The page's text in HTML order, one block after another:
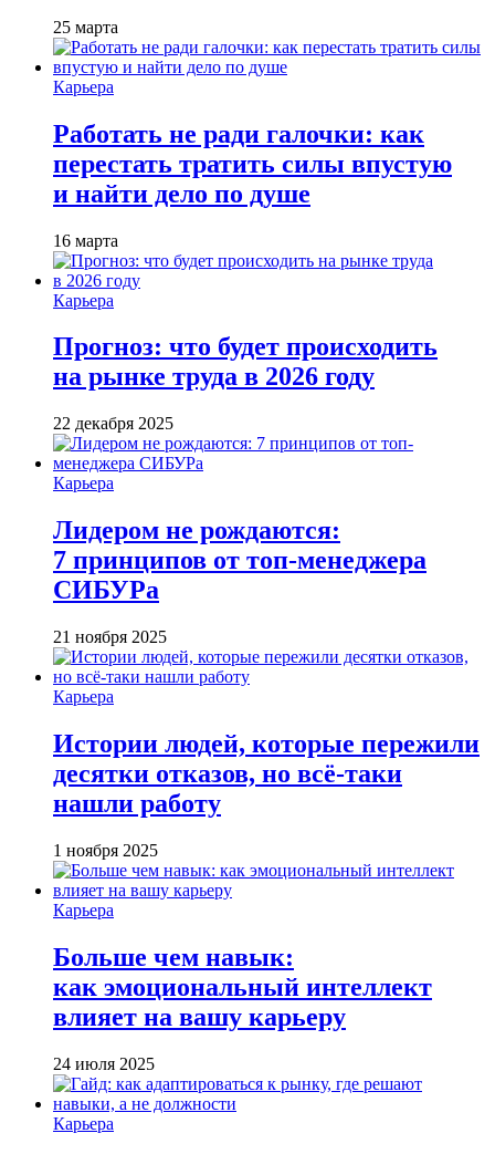
25 марта
Карьера
Работать не ради галочки: как
перестать тратить силы впустую
и найти дело по душе
16 марта
Карьера
Прогноз: что будет происходить
на рынке труда в 2026 году
22 декабря 2025
Карьера
Лидером не рождаются:
7 принципов от топ-менеджера
СИБУРа
21 ноября 2025
Карьера
Истории людей, которые пережили
десятки отказов, но всё-таки
нашли работу
1 ноября 2025
Карьера
Больше чем навык:
как эмоциональный интеллект
влияет на вашу карьеру
24 июля 2025
Карьера